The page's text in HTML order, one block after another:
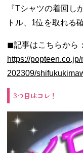
『Tシャツの着回し
トル、1位を取れる
◼︎記事はこちらから：
https://
202309/
3つ目はコレ！